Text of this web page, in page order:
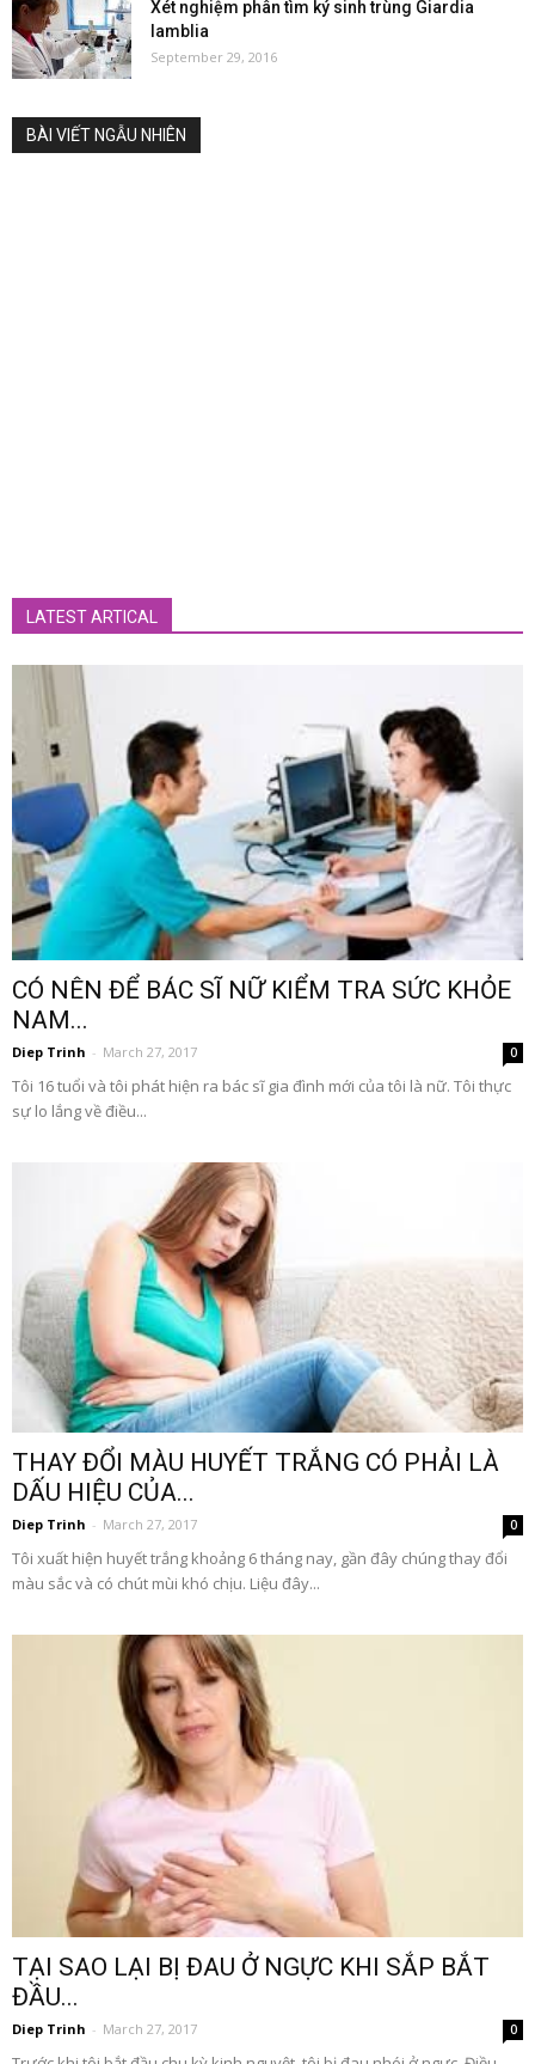
Xét nghiệm phân tìm ký sinh trùng Giardia
lamblia
September 29, 2016
BÀI VIẾT NGẪU NHIÊN
LATEST ARTICAL
CÓ NÊN ĐỂ BÁC SĨ NỮ KIỂM TRA SỨC KHỎE
NAM...
Diep Trinh - March 27, 2017 0
Tôi 16 tuổi và tôi phát hiện ra bác sĩ gia đình mới của tôi là nữ. Tôi thực
sự lo lắng về điều...
THAY ĐỔI MÀU HUYẾT TRẮNG CÓ PHẢI LÀ
DẤU HIỆU CỦA...
Diep Trinh - March 27, 2017 0
Tôi xuất hiện huyết trắng khoảng 6 tháng nay, gần đây chúng thay đổi
màu sắc và có chút mùi khó chịu. Liệu đây...
TẠI SAO LẠI BỊ ĐAU Ở NGỰC KHI SẮP BẮT
ĐẦU...
Diep Trinh - March 27, 2017 0